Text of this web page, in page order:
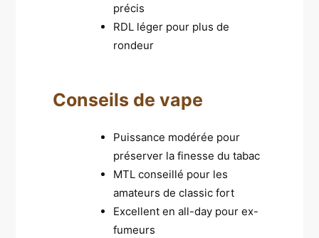
précis
RDL léger pour plus de
rondeur
Conseils de vape
Puissance modérée pour
préserver la finesse du tabac
MTL conseillé pour les
amateurs de classic fort
Excellent en all-day pour ex-
fumeurs